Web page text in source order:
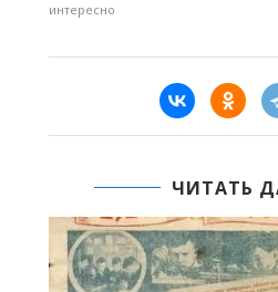
интересно
ЧИТАТЬ